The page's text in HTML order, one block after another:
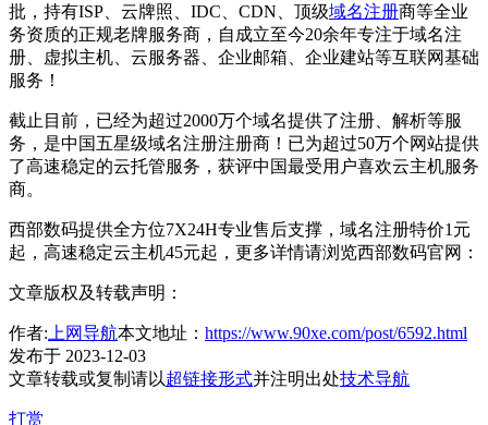
批，持有ISP、云牌照、IDC、CDN、顶级域名注册商等全业
务资质的正规老牌服务商，自成立至今20余年专注于域名注
册、虚拟主机、云服务器、企业邮箱、企业建站等互联网基础
服务！
截止目前，已经为超过2000万个域名提供了注册、解析等服
务，是中国五星级域名注册注册商！已为超过50万个网站提供
了高速稳定的云托管服务，获评中国最受用户喜欢云主机服务
商。
西部数码提供全方位7X24H专业售后支撑，域名注册特价1元
起，高速稳定云主机45元起，更多详情请浏览西部数码官网：
文章版权及转载声明：
作者: 上网导航本文地址： https://www.90xe.com/post/6592.html
发布于 2023-12-03
文章转载或复制请以超链接形式并注明出处技术导航
打赏